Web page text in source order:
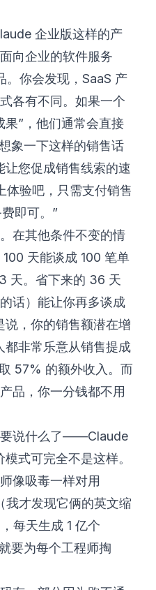
企业版这样的产
向企业的软件服务
。你会发现，SaaS 产
各有不同。如果一个
果”，他们通常会直接
象一下这样的销售话
让您促成销售线索的速
体验吧，只需支付销售
即可。”
在其他条件不变的情
天能谈成 100 笔单
天。省下来的 36 天
话）能让你再多谈成
说，你的销售额潜在增
非常乐意从销售提成
57% 的额外收入。而
品，你一分钱都不用
要说什么了——Claude
式可完全不是这样。
像吸毒一样对用
我才发现它俩的英文缩
每天生成 1 亿个
要为每个工程师掏